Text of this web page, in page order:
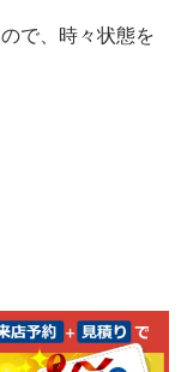
で、時々状態を